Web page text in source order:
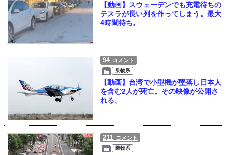
【動画】スウェーデンでも充電待ちの
テスラが長い列を作ってしまう。最大
4時間待ち。
94 コメント
乗物系
【動画】台湾で小型機が墜落し日本人
を含む2人が死亡。その映像が公開さ
れる。
211 コメント
乗物系